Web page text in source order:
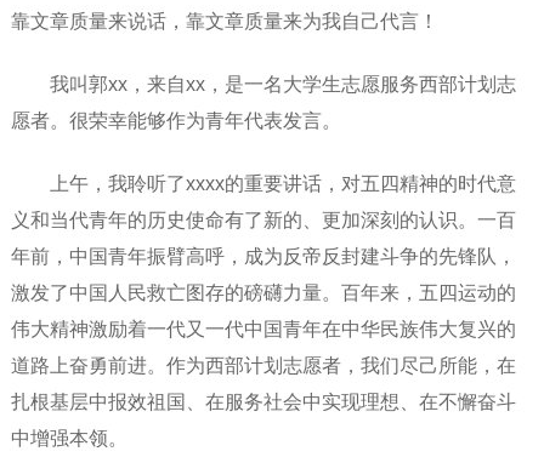
靠文章质量来说话，靠文章质量来为我自己代言！
我叫郭xx，来自xx，是一名大学生志愿服务西部计划志
愿者。很荣幸能够作为青年代表发言。
上午，我聆听了xxxx的重要讲话，对五四精神的时代意
义和当代青年的历史使命有了新的、更加深刻的认识。一百
年前，中国青年振臂高呼，成为反帝反封建斗争的先锋队，
激发了中国人民救亡图存的磅礴力量。百年来，五四运动的
伟大精神激励着一代又一代中国青年在中华民族伟大复兴的
道路上奋勇前进。作为西部计划志愿者，我们尽己所能，在
扎根基层中报效祖国、在服务社会中实现理想、在不懈奋斗
中增强本领。